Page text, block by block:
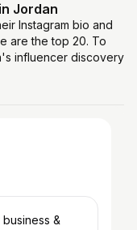
Jordan
Instagram bio and
are the top 20. To
influencer discovery
&